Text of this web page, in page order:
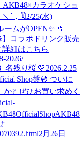
カラオケショ
＼⋱ 🗓️2/25(水)
ムがOPEN✨ 🥤
コラボドリンク販売
細はこちら
2026/
名残り桜 🩷2026.2.25
Shop盤💿 ついに
❔ ぜひお買い求めく
AKB48
2月26日